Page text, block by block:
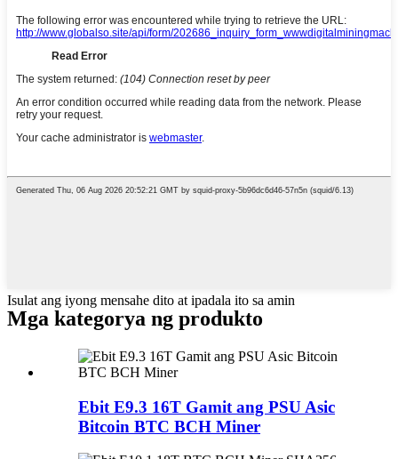
Isulat ang iyong mensahe dito at ipadala ito sa amin
Mga kategorya ng produkto
Ebit E9.3 16T Gamit ang PSU Asic
Bitcoin BTC BCH Miner